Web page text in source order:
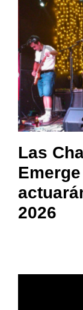
Las
2026